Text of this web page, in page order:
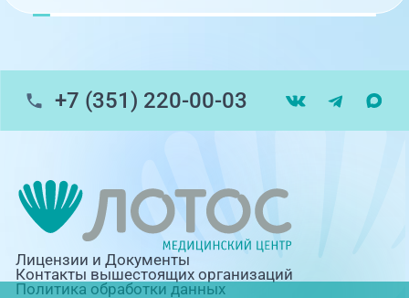
+7 (351) 220-00-03
Лицензии и Документы
Контакты вышестоящих организаций
Политика обработки данных